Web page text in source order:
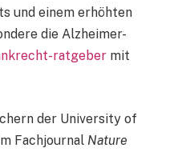
und einem erhöhten
die Alzheimer-
ratgeber mit
der University of
Fachjournal Nature